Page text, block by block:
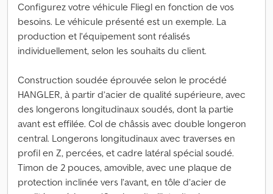
Configurez votre véhicule Fliegl en fonction de vos
besoins. Le véhicule présenté est un exemple. La
production et l’équipement sont réalisés
individuellement, selon les souhaits du client.
Construction soudée éprouvée selon le procédé
HANGLER, à partir d’acier de qualité supérieure, avec
des longerons longitudinaux soudés, dont la partie
avant est effilée. Col de châssis avec double longeron
central. Longerons longitudinaux avec traverses en
profil en Z, percées, et cadre latéral spécial soudé.
Timon de 2 pouces, amovible, avec une plaque de
protection inclinée vers l’avant, en tôle d’acier de